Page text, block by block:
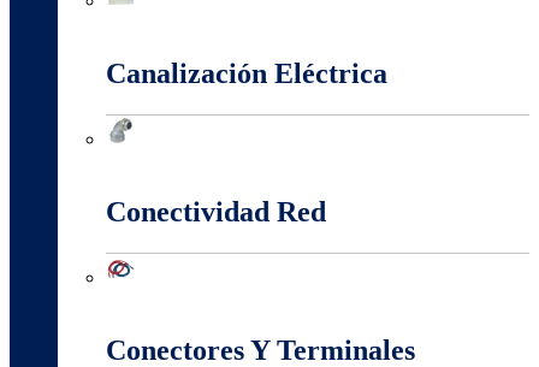
Canalización Eléctrica
Conectividad Red
Conectores Y Terminales